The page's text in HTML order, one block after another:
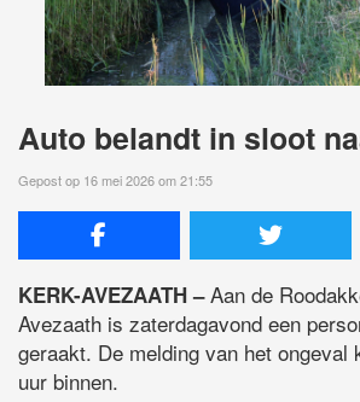
Auto belandt in sloot
Gepost op 16 mei 2026 om 21:55
KERK-AVEZAATH –Aan de
Avezaath is zaterdagavond een
geraakt. De melding van het ongeval
uur binnen.